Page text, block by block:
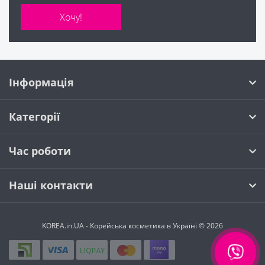
Хочу!
Інформація
Категорії
Час роботи
Наші контакти
KOREA.in.UA - Корейська косметика в Україні © 2026